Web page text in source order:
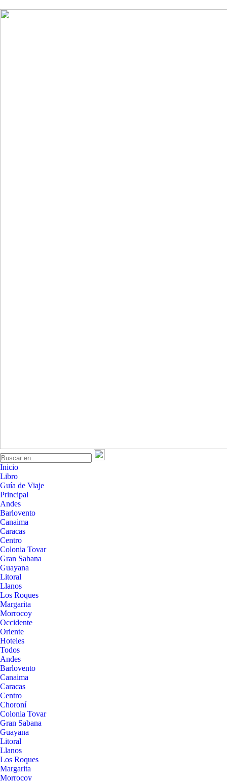
Inicio
Libro
Guía de Viaje
Principal
Andes
Barlovento
Canaima
Caracas
Centro
Colonia Tovar
Gran Sabana
Guayana
Litoral
Llanos
Los Roques
Margarita
Morrocoy
Occidente
Oriente
Hoteles
Todos
Andes
Barlovento
Canaima
Caracas
Centro
Choroní
Colonia Tovar
Gran Sabana
Guayana
Litoral
Llanos
Los Roques
Margarita
Morrocoy